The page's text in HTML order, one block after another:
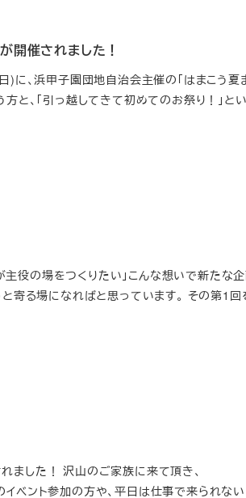
開催されました！
、浜甲子園団地自治会主催の「はまこう夏
と、「引っ越してきて初めてのお祭り！」と
役の場をつくりたい」こんな想いで新たな
と寄る場になればと思っています。 その第1回
れました！ 沢山のご家族に来て頂き、
ベント参加の方や、平日は仕事で来られな